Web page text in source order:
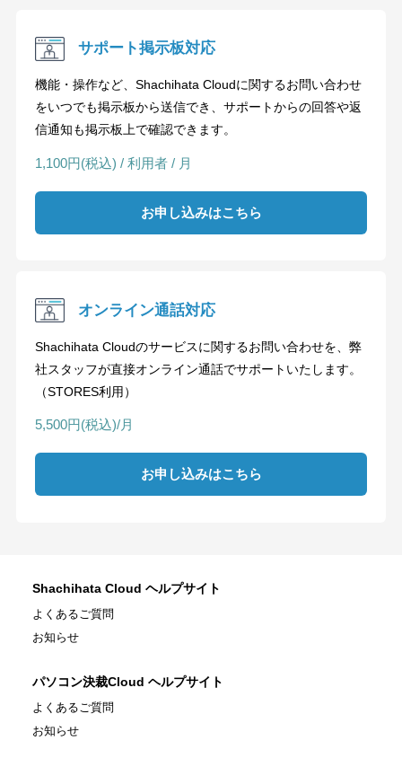
サポート掲示板対応
機能・操作など、Shachihata Cloudに関するお問い合わせ
をいつでも掲示板から送信でき、サポートからの回答や返
信通知も掲示板上で確認できます。
1,100円(税込) / 利用者 / 月
お申し込みはこちら
オンライン通話対応
Shachihata Cloudのサービスに関するお問い合わせを、弊
社スタッフが直接オンライン通話でサポートいたします。
（STORES利用）
5,500円(税込)/月
お申し込みはこちら
Shachihata Cloud ヘルプサイト
よくあるご質問
お知らせ
パソコン決裁Cloud ヘルプサイト
よくあるご質問
お知らせ